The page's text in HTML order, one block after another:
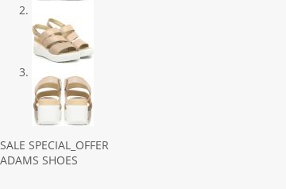
Previous
Next
SALE SPECIAL_OFFER
ADAMS SHOES